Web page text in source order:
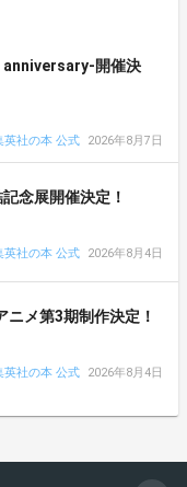
anniversary-開催決
英社の本 公式
2026年8月7日
念展開催決定！
英社の本 公式
2026年8月4日
ニメ第3期制作決定！
英社の本 公式
2026年8月4日